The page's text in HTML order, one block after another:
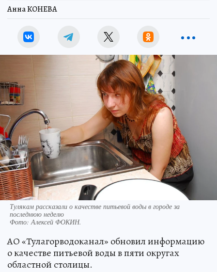
Анна КОНЕВА
Тулякам рассказали о качестве питьевой воды в городе за
последнюю неделю
Фото:Алексей ФОКИН.
АО «Тулагорводоканал» обновил информацию
о качестве питьевой воды в пяти округах
областной столицы.